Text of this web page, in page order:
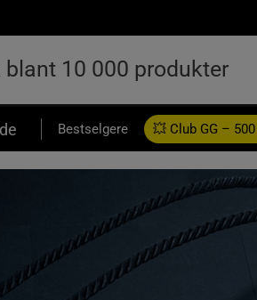
Bestselgere 💥 Club GG –